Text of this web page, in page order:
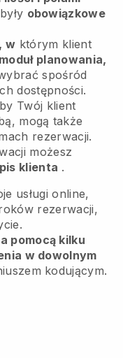
obowiązkowe
w którym klient
moduł planowania,
spośród
dostępności.
Twój klient
mogą także
rezerwacji.
możesz
klienta .
usługi online,
rezerwacji,
pomocą kilku
w dowolnym
kodującym.